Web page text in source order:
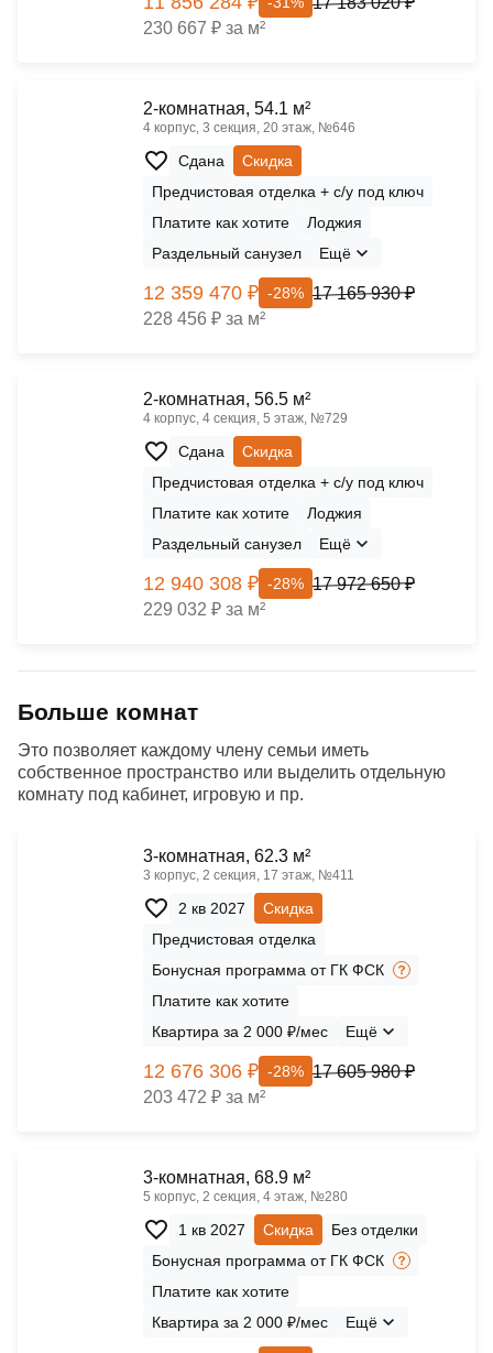
230 667 ₽ за м²
2-комнатная, 54.1 м²
4 корпус, 3 секция, 20 этаж, №646
Сдана
Скидка
Предчистовая отделка + с/у под ключ
Платите как хотите
Лоджия
Раздельный санузел
Ещё
12 359 470 ₽ -28% 17 165 930 ₽
228 456 ₽ за м²
2-комнатная, 56.5 м²
4 корпус, 4 секция, 5 этаж, №729
Сдана
Скидка
Предчистовая отделка + с/у под ключ
Платите как хотите
Лоджия
Раздельный санузел
Ещё
12 940 308 ₽ -28% 17 972 650 ₽
229 032 ₽ за м²
Больше комнат
Это позволяет каждому члену семьи иметь
собственное пространство или выделить отдельную
комнату под кабинет, игровую и пр.
3-комнатная, 62.3 м²
3 корпус, 2 секция, 17 этаж, №411
2 кв 2027
Скидка
Предчистовая отделка
Бонусная программа от ГК ФСК
Платите как хотите
Квартира за 2 000 ₽/мес
Ещё
12 676 306 ₽ -28% 17 605 980 ₽
203 472 ₽ за м²
3-комнатная, 68.9 м²
5 корпус, 2 секция, 4 этаж, №280
1 кв 2027 Скидка
Без отделки
Бонусная программа от ГК ФСК
Платите как хотите
Квартира за 2 000 ₽/мес
Ещё